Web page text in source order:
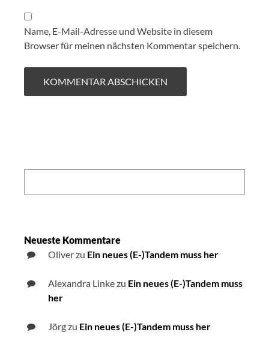
Name, E-Mail-Adresse und Website in diesem
Browser für meinen nächsten Kommentar speichern.
Neueste Kommentare
Oliverzu Ein neues (E-)Tandem muss her
Alexandra Linkezu Ein neues (E-)Tandem muss
her
Jörgzu Ein neues (E-)Tandem muss her